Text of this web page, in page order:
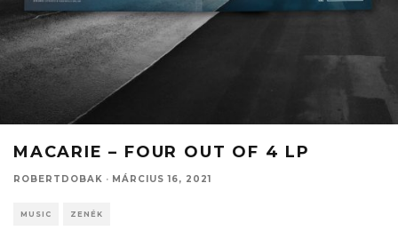
MACARIE – FOUR OUT OF 4 LP
ROBERTDOBAK · MÁRCIUS 16, 2021
MUSIC ZENÉK